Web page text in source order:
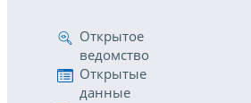
Открытое
ведомство
Открытые
данные